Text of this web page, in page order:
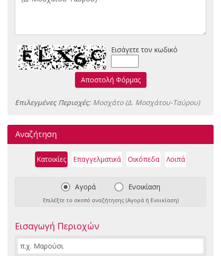
Εισάγετε τον κωδικό
Αποστολή Φόρμας
Επιλεγμένες Περιοχές: Μοσχάτο (Δ. Μοσχάτου-Ταύρου)
Αναζήτηση
Κατοικίες Επαγγελματικά Οικόπεδα Λοιπά
Αγορά Ενοικίαση
Επιλέξτε το σκοπό αναζήτησης (Αγορά ή Ενοικίαση)
Εισαγωγή Περιοχών